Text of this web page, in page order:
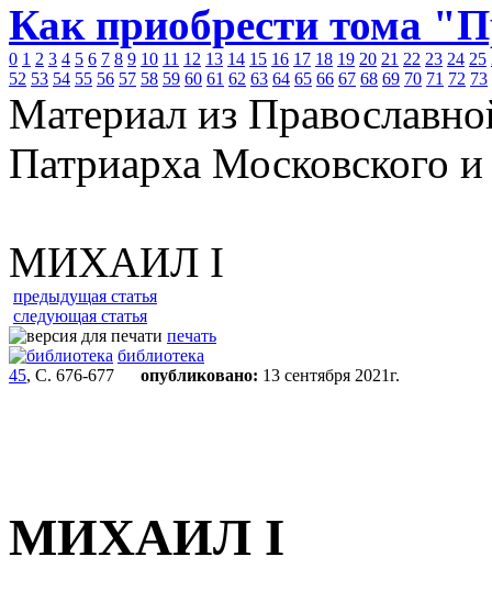
Как приобрести тома
0 1 2 3 4 5 6 7 8 9 10 11 12 13 14 15 16 17 18 19 20 21 22 23 24 25
52 53 54 55 56 57 58 59 60 61 62 63 64 65 66 67 68 69 70 71 72 73
Материал из
Патриарха Московского
МИХАИЛ I
предыдущая статья
следующая статья
печать
библиотека
45, С. 676-677 опубликовано: 13 сентября 2021г.
МИХАИЛ I